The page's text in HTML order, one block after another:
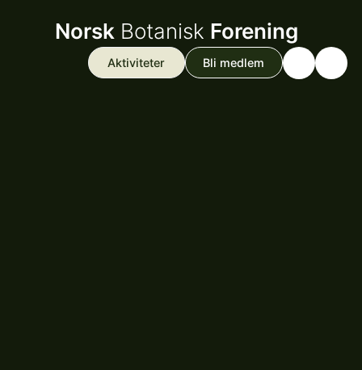
Norsk Botanisk Forening
Aktiviteter Bli medlem Search